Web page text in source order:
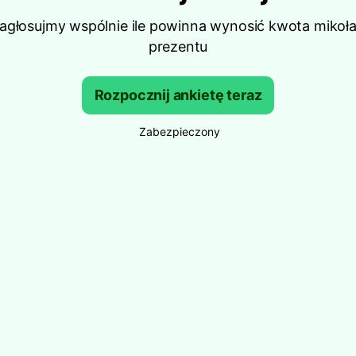
wspólnie ile powinna wynosić kwota
prezentu
Rozpocznij ankietę teraz
Zabezpieczony